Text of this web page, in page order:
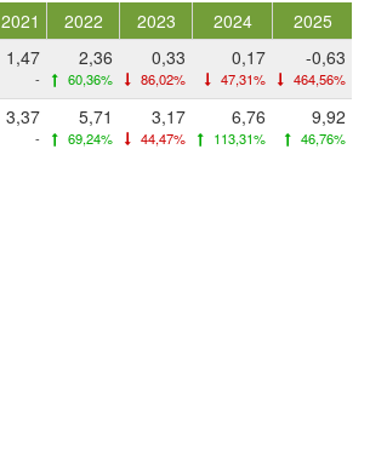
2021 2022 2023 2024
2025
1,47
-
2,36
60,36%
0,33
86,02%
0,17
47,31%
-0,63
464,56%
3,37
-
5,71
69,24%
3,17
44,47%
6,76
113,31%
9,92
46,76%